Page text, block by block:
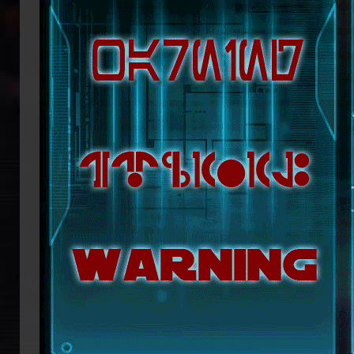
republikanische Anführerin Mon
Lage ist, möglicherweise bald die
Doch das bröckelnde Imperium ist
Truppenverbände vom Imperium
Coruscant über das weitere
mit blutiger Entschlossenheit die
Imperators. Mit seiner Armada
ihn mit der Einnahme von
Eindruck einer erneuten
sichert sich Vesperum die Loyalität